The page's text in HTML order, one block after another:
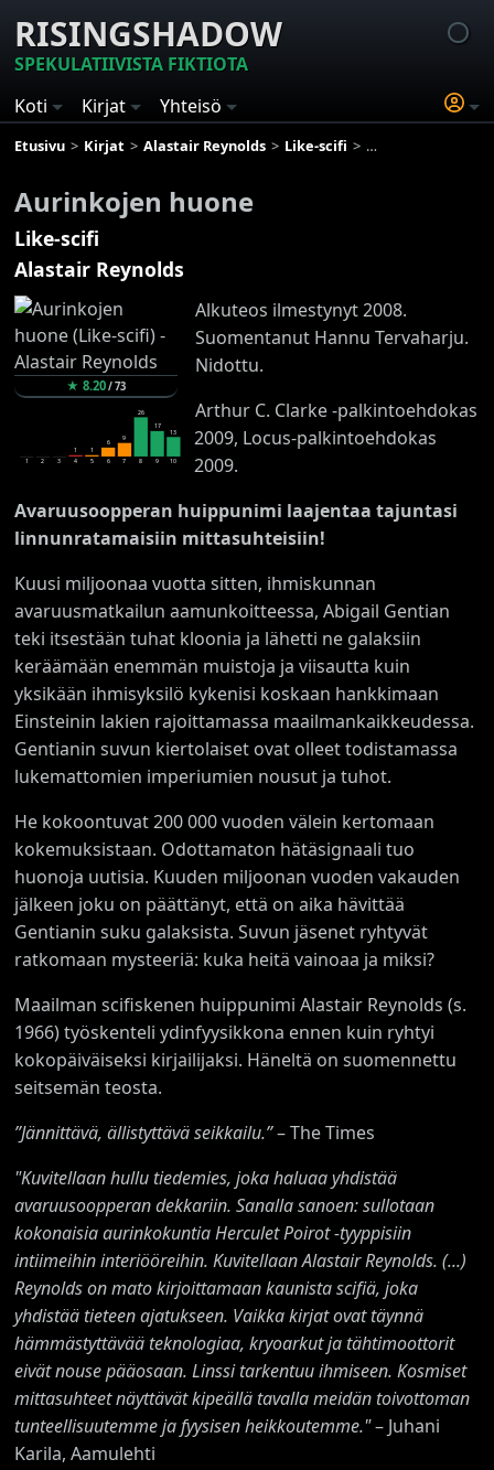
RISINGSHADOW
SPEKULATIIVISTA FIKTIOTA
Koti
Kirjat Yhteisö
Etusivu Kirjat Alastair Reynolds Like-scifi Aurinkojen huone
Aurinkojen huone
Like-scifi
Alastair Reynolds
★8.20/73
1 2 3
1
4
1
5
6
6
9
7
26
8
17
9
13
10
Alkuteos ilmestynyt 2008.
Suomentanut Hannu Tervaharju.
Nidottu.
Arthur C. Clarke -palkintoehdokas
2009, Locus-palkintoehdokas
2009.
Avaruusoopperan huippunimi laajentaa tajuntasi
linnunratamaisiin mittasuhteisiin!
Kuusi miljoonaa vuotta sitten, ihmiskunnan
avaruusmatkailun aamunkoitteessa, Abigail Gentian
teki itsestään tuhat kloonia ja lähetti ne galaksiin
keräämään enemmän muistoja ja viisautta kuin
yksikään ihmisyksilö kykenisi koskaan hankkimaan
Einsteinin lakien rajoittamassa maailmankaikkeudessa.
Gentianin suvun kiertolaiset ovat olleet todistamassa
lukemattomien imperiumien nousut ja tuhot.
He kokoontuvat 200 000 vuoden välein kertomaan
kokemuksistaan. Odottamaton hätäsignaali tuo
huonoja uutisia. Kuuden miljoonan vuoden vakauden
jälkeen joku on päättänyt, että on aika hävittää
Gentianin suku galaksista. Suvun jäsenet ryhtyvät
ratkomaan mysteeriä: kuka heitä vainoaa ja miksi?
Maailman scifiskenen huippunimi Alastair Reynolds (s.
1966) työskenteli ydinfyysikkona ennen kuin ryhtyi
kokopäiväiseksi kirjailijaksi. Häneltä on suomennettu
seitsemän teosta.
”Jännittävä, ällistyttävä seikkailu.”– The Times
"Kuvitellaan hullu tiedemies, joka haluaa yhdistää
avaruusoopperan dekkariin. Sanalla sanoen: sullotaan
kokonaisia aurinkokuntia Herculet Poirot -tyyppisiin
intiimeihin interiööreihin. Kuvitellaan Alastair Reynolds. (...)
Reynolds on mato kirjoittamaan kaunista scifiä, joka
yhdistää tieteen ajatukseen. Vaikka kirjat ovat täynnä
hämmästyttävää teknologiaa, kryoarkut ja tähtimoottorit
eivät nouse pääosaan. Linssi tarkentuu ihmiseen. Kosmiset
mittasuhteet näyttävät kipeällä tavalla meidän toivottoman
tunteellisuutemme ja fyysisen heikkoutemme."– Juhani
Karila, Aamulehti